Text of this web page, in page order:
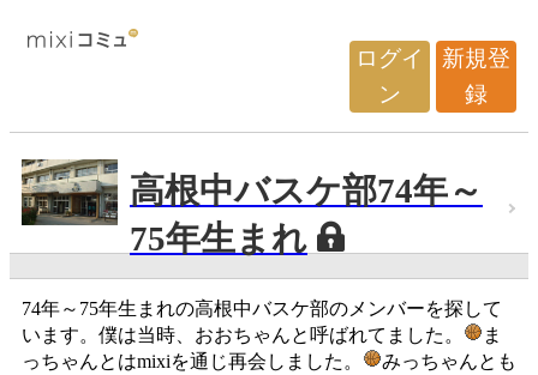
ログイ
ン
新規登
録
高根中バスケ部74年～
75年生まれ
74年～75年生まれの高根中バスケ部のメンバーを探して
います。僕は当時、おおちゃんと呼ばれてました。
ま
っちゃんとはmixiを通じ再会しました。
みっちゃんとも